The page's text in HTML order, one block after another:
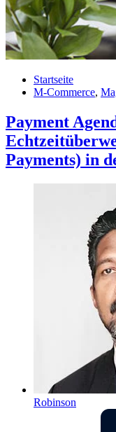
Startseite
M-Commerce,
Payment
Payments) in
Robinson